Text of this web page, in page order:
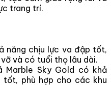
trang trí.
năng chịu lực va đập tốt,
và có tuổi thọ lâu dài.
Marble Sky Gold có khả
tốt, phù hợp cho các khu